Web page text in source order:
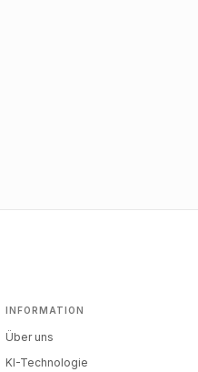
INFORMATION
Über uns
KI-Technologie